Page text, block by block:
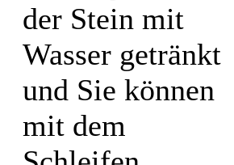
der Stein mit
Wasser getränkt
und Sie können
mit dem